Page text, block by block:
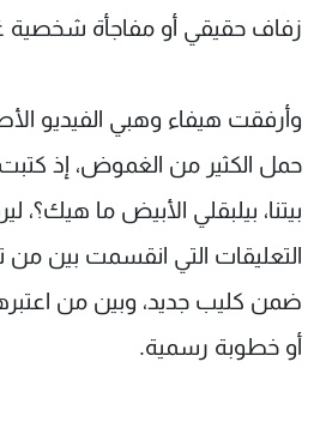
زفاف حقيقي أو مفاجأة شخصية
وأرفقت هيفاء وهبي الفيديو
حمل الكثير من الغموض، إذ
بيتنا، بيلبقلي الأبيض ما هيك؟،
التعليقات التي انقسمت بين من
ضمن كليب جديد، وبين من
أو خطوبة رسمية.